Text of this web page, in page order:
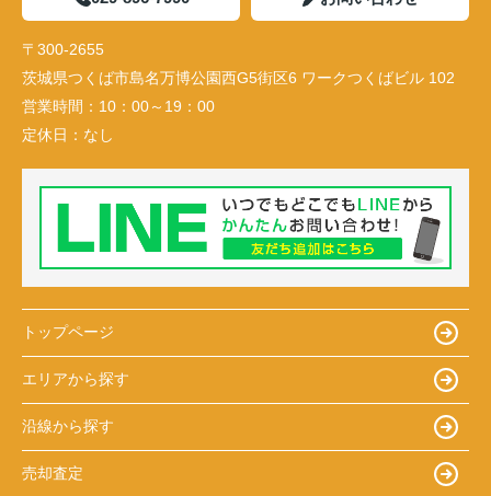
〒300-2655
茨城県つくば市島名万博公園西G5街区6 ワークつくばビル 102
営業時間： 10：00～19：00
定休日： なし
トップページ
エリアから探す
沿線から探す
売却査定